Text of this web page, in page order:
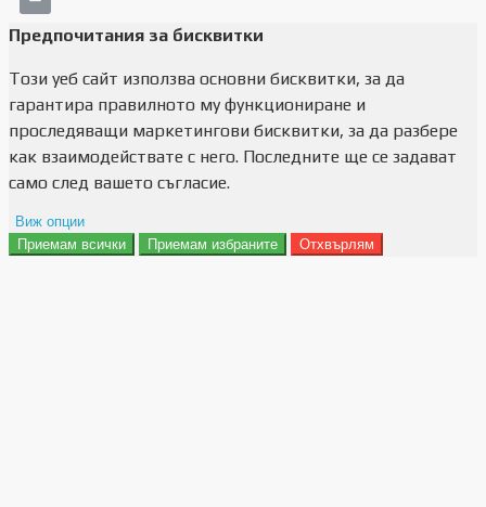
Предпочитания за бисквитки
Този уеб сайт използва основни бисквитки, за да
гарантира правилното му функциониране и
проследяващи маркетингови бисквитки, за да разбере
как взаимодействате с него. Последните ще се задават
само след вашето съгласие.
Виж опции
Препочитания за реклами
Приемам всички Приемам избраните Отхвърлям